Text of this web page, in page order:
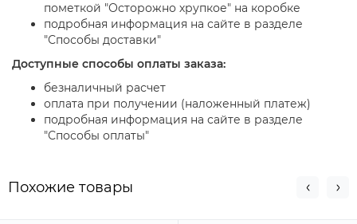
пометкой "Осторожно хрупкое" на коробке
подробная информация на сайте в разделе
"Способы доставки"
Доступные способы оплаты заказа:
безналичный расчет
оплата при получении (наложенный платеж)
подробная информация на сайте в разделе
"Способы оплаты"
Похожие товары